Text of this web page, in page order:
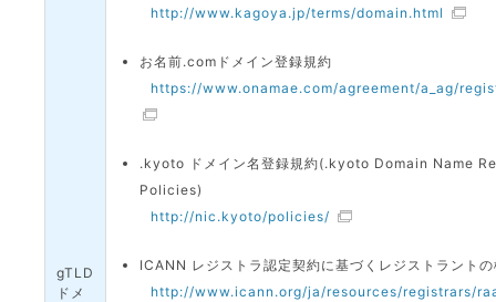
gTLD
ドメ
http://www.kagoya.jp/terms/domain.html
お名前.comドメイン登録規約
https://www.onamae.com/agreement/a_ag/
.kyoto ドメイン名登録規約(.kyoto Domain Name
Policies)
http://nic.kyoto/policies/
ICANN レジストラ認定契約に基づくレジストラント
http://www.icann.org/ja/resources/registrars/